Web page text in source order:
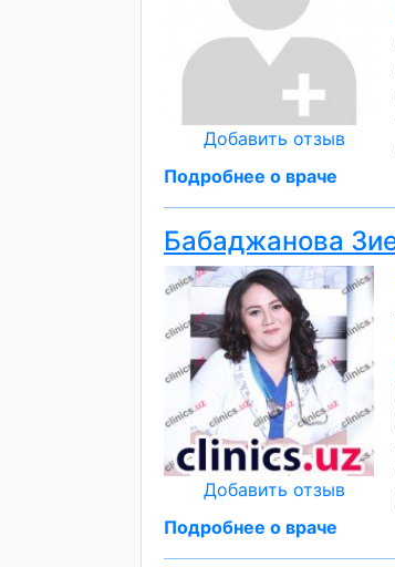
Добавить отзыв
Подробнее о враче
Бабаджанова
Добавить отзыв
Подробнее о враче